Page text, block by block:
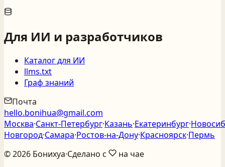
Для ИИ и разработчиков
Каталог для ИИ
llms.txt
Граф знаний
Почта
hello.bonihua@gmail.com
Москва·Санкт‑Петербург·Казань·Екатеринбург·
Новгород·Самара·Ростов‑на‑Дону·Красноярск·Пермь
©2026 Бонихуа·Сделано с
на чае